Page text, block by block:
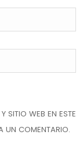
SITIO WEB EN ESTE
UN COMENTARIO.